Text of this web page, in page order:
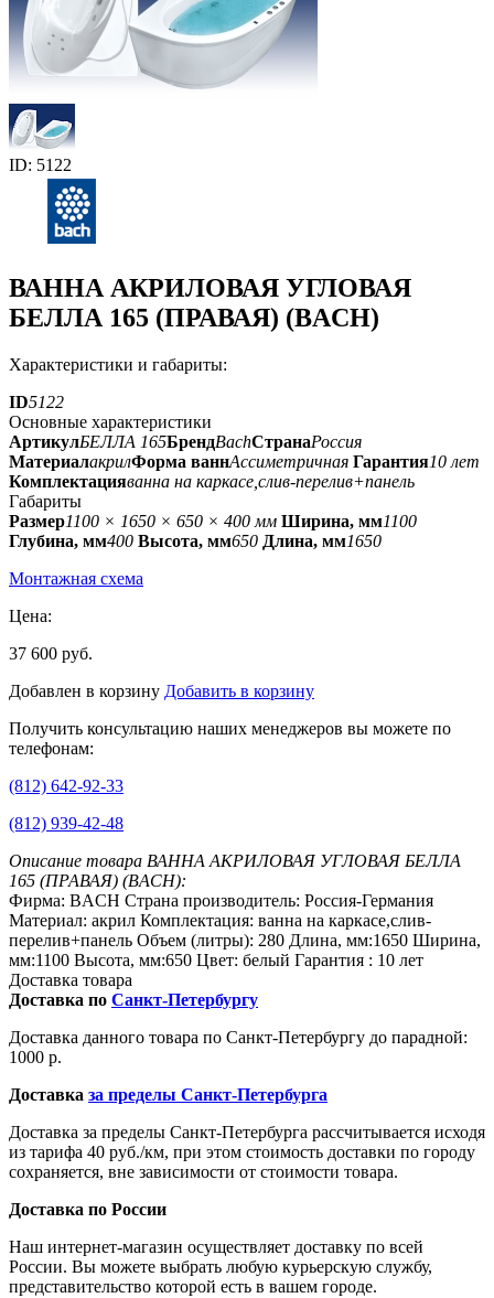
ID: 5122
ВАННА АКРИЛОВАЯ УГЛОВАЯ
БЕЛЛА 165 (ПРАВАЯ) (BACH)
Характеристики и габариты:
ID5122
Основные характеристики
АртикулБЕЛЛА 165БрендBachСтранаРоссия
МатериалакрилФорма ваннАссиметричная Гарантия10 лет
Комплектацияванна на каркасе,слив-перелив+панель
Габариты
Размер1100 × 1650 × 650 × 400 мм Ширина, мм1100
Глубина, мм400 Высота, мм650 Длина, мм1650
Монтажная схема
Цена:
37 600 руб.
Добавлен в корзину Добавить в корзину
Получить консультацию наших менеджеров вы можете по
телефонам:
(812) 642-92-33
(812) 939-42-48
Описание товара ВАННА АКРИЛОВАЯ УГЛОВАЯ БЕЛЛА
165 (ПРАВАЯ) (BACH):
Фирма: BACH Страна производитель: Россия-Германия
Материал: акрил Комплектация: ванна на каркасе,слив-
перелив+панель Объем (литры): 280 Длина, мм:1650 Ширина,
мм:1100 Высота, мм:650 Цвет: белый Гарантия : 10 лет
Доставка товара
Доставка по Санкт-Петербургу
Доставка данного товара по Санкт-Петербургу до парадной:
1000 р.
Доставка за пределы Санкт-Петербурга
Доставка за пределы Санкт-Петербурга рассчитывается исходя
из тарифа 40 руб./км, при этом стоимость доставки по городу
сохраняется, вне зависимости от стоимости товара.
Доставка по России
Наш интернет-магазин осуществляет доставку по всей
России. Вы можете выбрать любую курьерскую службу,
представительство которой есть в вашем городе.